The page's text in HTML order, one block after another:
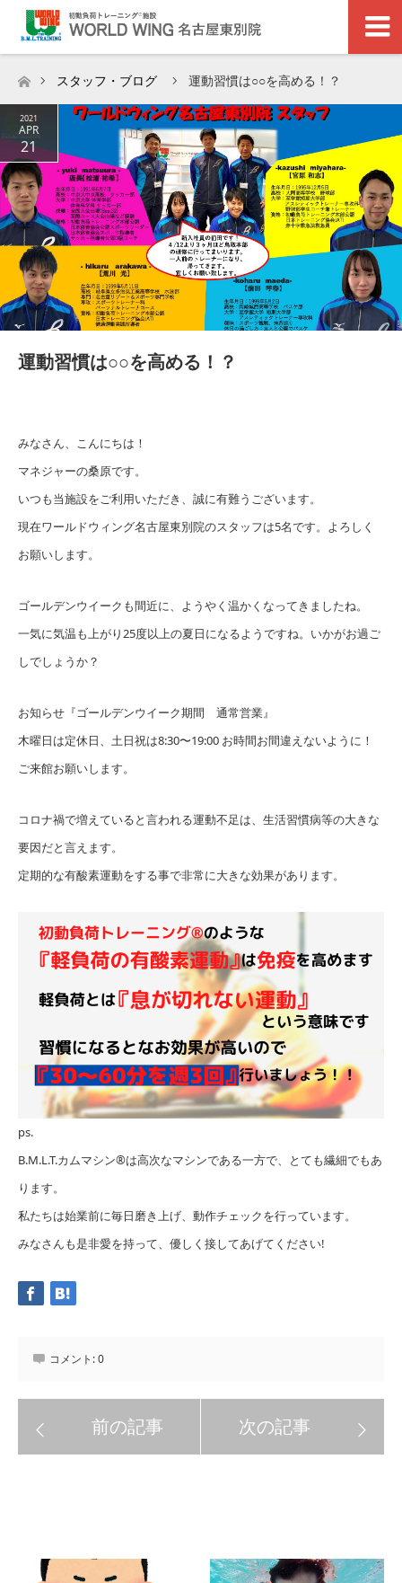
ホーム
スタッフ・ブログ 運動習慣は○○を高める！？
2021
APR
21
運動習慣は○○を高める！？
みなさん、こんにちは！
マネジャーの桑原です。
いつも当施設をご利用いただき、誠に有難うございます。
現在ワールドウィング名古屋東別院のスタッフは5名です。よろしく
お願いします。
ゴールデンウイークも間近に、ようやく温かくなってきましたね。
一気に気温も上がり25度以上の夏日になるようですね。いかがお過ご
しでしょうか？
お知らせ『ゴールデンウイーク期間 通常営業』
木曜日は定休日、土日祝は8:30〜19:00 お時間お間違えないように！
ご来館お願いします。
コロナ禍で増えていると言われる運動不足は、生活習慣病等の大きな
要因だと言えます。
定期的な有酸素運動をする事で非常に大きな効果があります。
ps.
B.M.L.T.カムマシン®︎は高次なマシンである一方で、とても繊細でもあ
ります。
私たちは始業前に毎日磨き上げ、動作チェックを行っています。
みなさんも是非愛を持って、優しく接してあげてください!
コメント:0